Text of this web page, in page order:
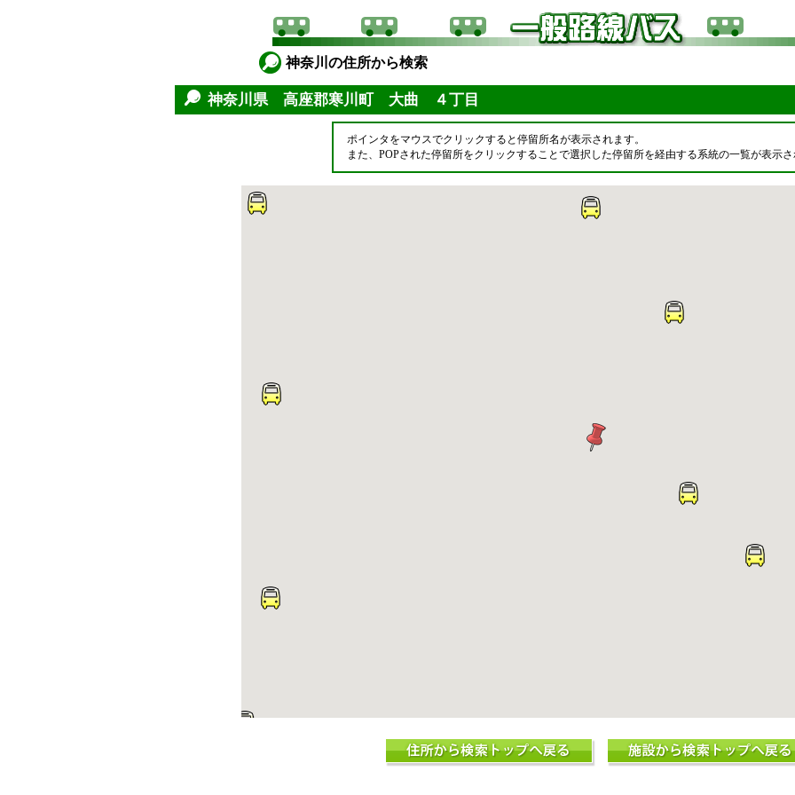
神奈川の住所から検索
神奈川県 高座郡寒川町 大曲 ４丁目
ポインタをマウスでクリックすると停留所名が表示されます。
また、POPされた停留所をクリックすることで選択した停留所を経由する系統の一覧が表示